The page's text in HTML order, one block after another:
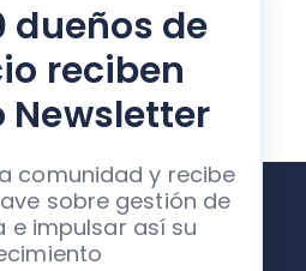
dueños de
reciben
Newsletter
comunidad y recibe
sobre gestión de
e impulsar así su